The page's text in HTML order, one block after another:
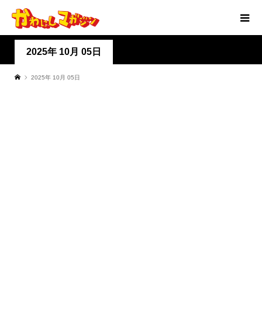
2025年 10月 05日
2025年 10月 05日